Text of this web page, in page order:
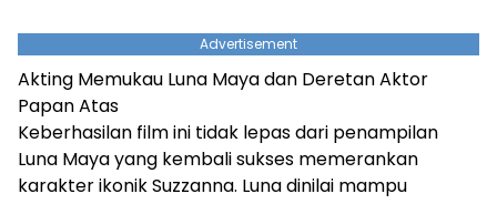
Advertisement
Akting Memukau Luna Maya dan Deretan Aktor
Papan Atas
Keberhasilan film ini tidak lepas dari penampilan
Luna Maya yang kembali sukses memerankan
karakter ikonik Suzzanna. Luna dinilai mampu